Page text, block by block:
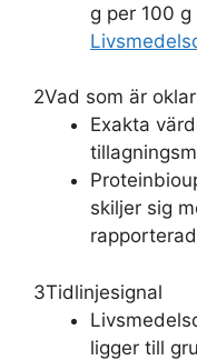
g per 100 g
2Vad som är
Exakta
skiljer sig
3Tidlinjesignal
ligger till